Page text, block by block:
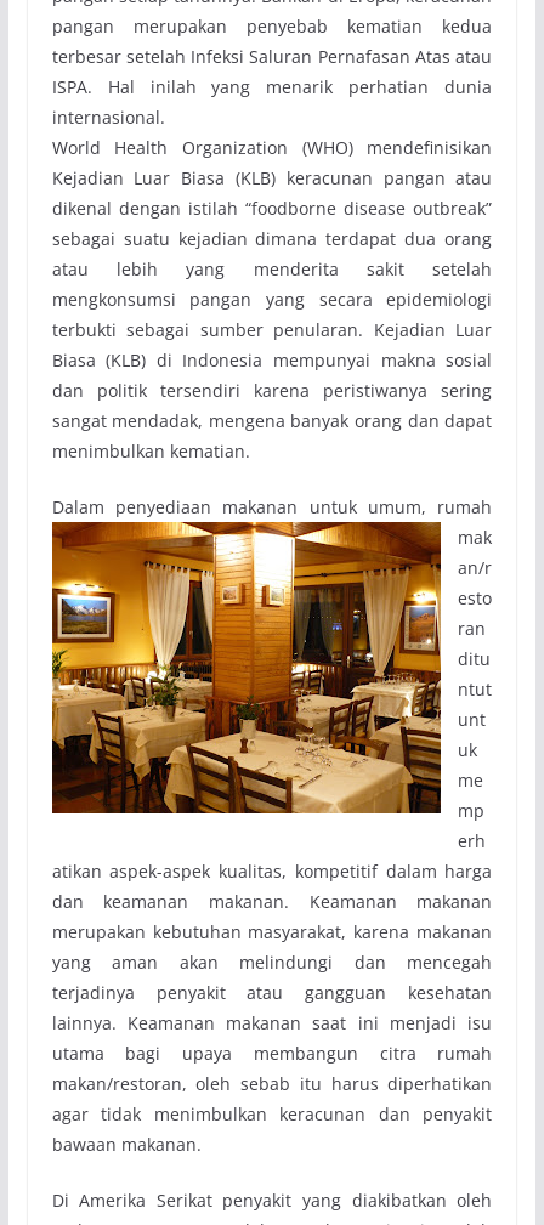
pangan merupakan penyebab kematian kedua
terbesar setelah Infeksi Saluran Pernafasan Atas atau
ISPA. Hal inilah yang menarik perhatian dunia
internasional.
World Health Organization (WHO) mendefinisikan
Kejadian Luar Biasa (KLB) keracunan pangan atau
dikenal dengan istilah “foodborne disease outbreak”
sebagai suatu kejadian dimana terdapat dua orang
atau lebih yang menderita sakit setelah
mengkonsumsi pangan yang secara epidemiologi
terbukti sebagai sumber penularan. Kejadian Luar
Biasa (KLB) di Indonesia mempunyai makna sosial
dan politik tersendiri karena peristiwanya sering
sangat mendadak, mengena banyak orang dan dapat
menimbulkan kematian.
Dalam penyediaan makanan untuk umum, rumah
mak
an/r
esto
ran
ditu
ntut
unt
uk
me
mp
erh
atikan aspek-aspek kualitas, kompetitif dalam harga
dan keamanan makanan. Keamanan makanan
merupakan kebutuhan masyarakat, karena makanan
yang aman akan melindungi dan mencegah
terjadinya penyakit atau gangguan kesehatan
lainnya. Keamanan makanan saat ini menjadi isu
utama bagi upaya membangun citra rumah
makan/restoran, oleh sebab itu harus diperhatikan
agar tidak menimbulkan keracunan dan penyakit
bawaan makanan.
Di Amerika Serikat penyakit yang diakibatkan oleh